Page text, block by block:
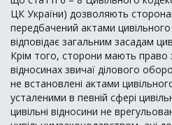
ЦК України) дозволяють
передбачений актами
відповідає загальним засадам
Крім того, сторони мають право
відносинах звичаї ділового
не встановлені актами
усталеними в певній сфері
цивільні відносини не